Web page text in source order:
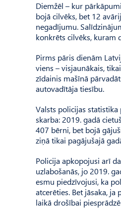
Diemžēl – kur
bojā cilvēks, bet 12
negadījumu.
konkrēts cilvēks, kuram
Pirms pāris dienām
viens – visjaunākais,
zīdainis mašīnā
autovadītāja tiesību.
Valsts policijas
skarba: 2019. gadā
407 bērni, bet bojā
ziņā tikai pagājušajā
Policija apkopojusi arī
uzlabošanās, jo 2019.
esmu piedzīvojusi, ka
atcerēties. Bet jāsaka,
laikā drošībai